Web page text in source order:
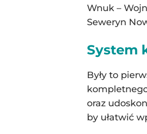
Wnuk –
Seweryn
System
Były to
oraz
by ułatwić